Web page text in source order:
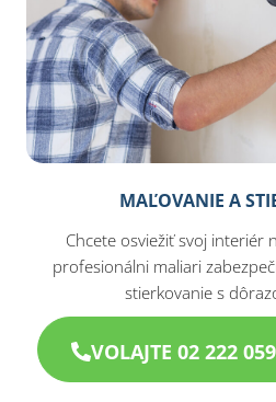
MAĽOVANIE A
Chcete osviežiť svoj interiér
profesionálni maliari
stierkovanie s
VOLAJTE 02 222